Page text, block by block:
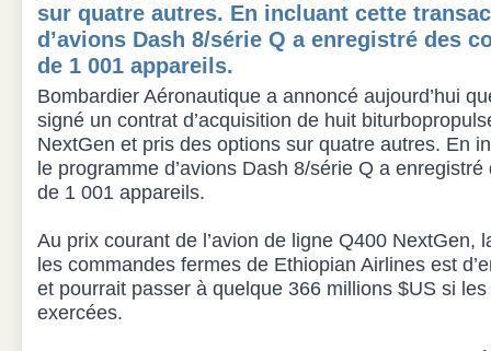
sur quatre autres. En incluant cette
d’avions Dash 8/série Q a enregistré des
de 1 001 appareils.
Bombardier Aéronautique a annoncé aujourd’hui
signé un contrat d’acquisition de huit
NextGen et pris des options sur quatre autres. En
le programme d’avions Dash 8/série Q a
de 1 001 appareils.
Au prix courant de l’avion de ligne Q400 NextGen,
les commandes fermes de Ethiopian Airlines est
et pourrait passer à quelque 366 millions $US si
exercées.